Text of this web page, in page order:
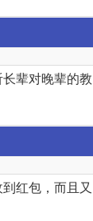
辈对晚辈的教
红包，而且又